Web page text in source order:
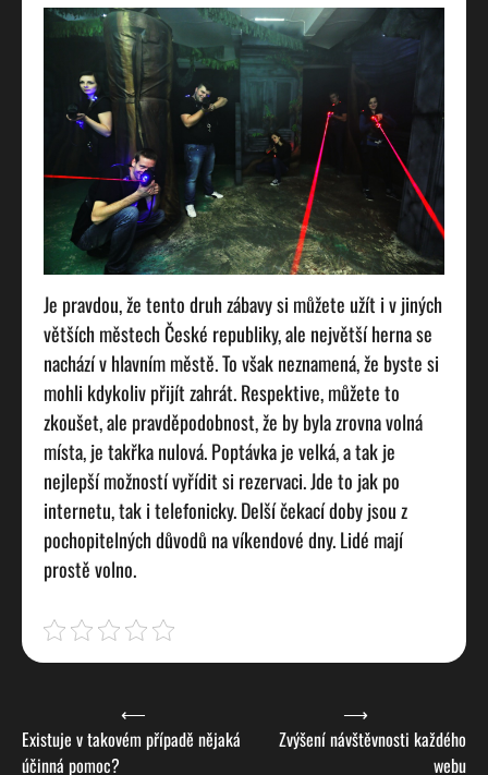
Je pravdou, že tento druh zábavy si můžete užít i v jiných
větších městech České republiky, ale největší herna se
nachází v hlavním městě. To však neznamená, že byste si
mohli kdykolivpřijít zahrát. Respektive, můžete to
zkoušet, ale pravděpodobnost, že by byla zrovna volná
místa, je takřka nulová. Poptávka je velká, a tak je
nejlepší možností vyřídit si rezervaci. Jde to jak po
internetu, tak i telefonicky. Delší čekací doby jsou z
pochopitelných důvodů na víkendové dny. Lidé mají
prostě volno.
pro
⟵
Existuje v takovém případě nějaká
účinná pomoc?
Zvýšení návštěvnosti každého
webu
⟶